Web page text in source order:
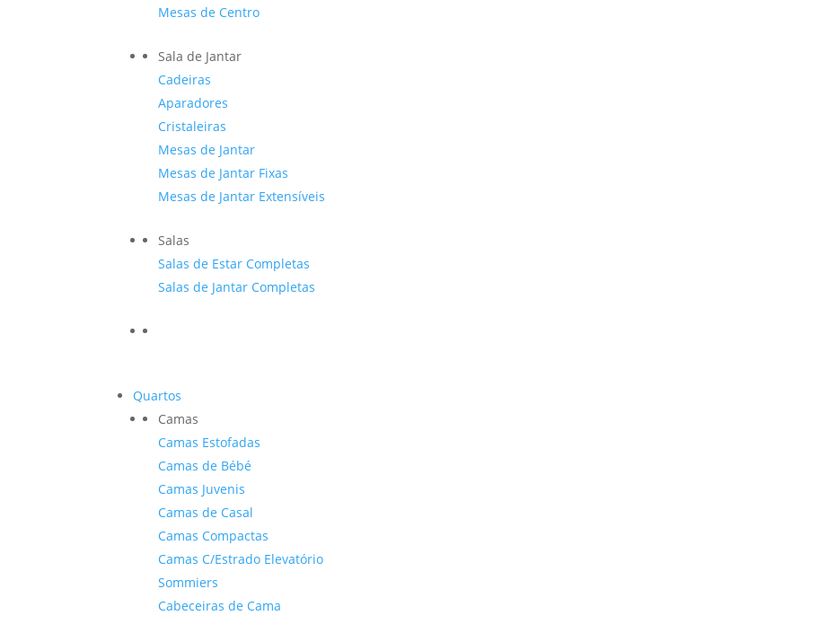
Mesas de Centro
Sala de Jantar
Cadeiras
Aparadores
Cristaleiras
Mesas de Jantar
Mesas de Jantar Fixas
Mesas de Jantar Extensíveis
Salas
Salas de Estar Completas
Salas de Jantar Completas
Quartos
Camas
Camas Estofadas
Camas de Bébé
Camas Juvenis
Camas de Casal
Camas Compactas
Camas C/Estrado Elevatório
Sommiers
Cabeceiras de Cama